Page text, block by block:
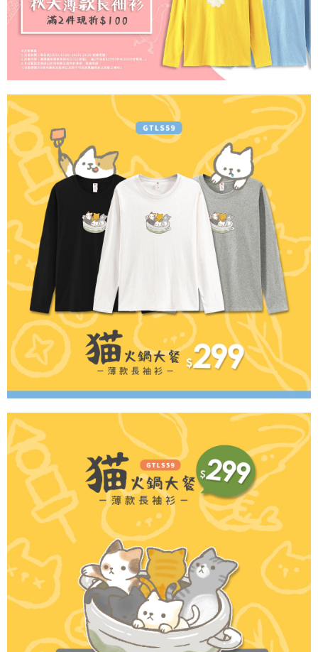
【注意事項】
１．透過由恩沛科技股份有限公司提供之「AFTEE先享後付」服務完成之交
易，需依本服務之必要範圍內提供個人資料，並將交易相關給付款項請求債
權轉讓予恩沛科技股份有限公司。
２．關於個人資料處理事宜，請瀏覽以下網址：
https://aftee.tw/terms/#terms3
３．未成年的使用者請事先徵得法定代理人或監護人之同意方可使用
「AFTEE先享後付」，若未經同意申辦者引起之損失，本公司不負相關責
任。
４．使用「AFTEE先享後付」時，將依據個別帳號之用戶狀況，依本公司即
時審查核予不同之上限額度；若仍有額度不足之情形，本公司將視審查結果
請求用戶進行身份認證。
５．嚴禁一人註冊多個帳號或使用他人資訊註冊。若發現惡意使用之情形，
恩沛科技股份有限公司將有權停止該用戶之使用額度並採取法律行動。
宅配
每筆NT$65，滿NT$899(含以上)免運費